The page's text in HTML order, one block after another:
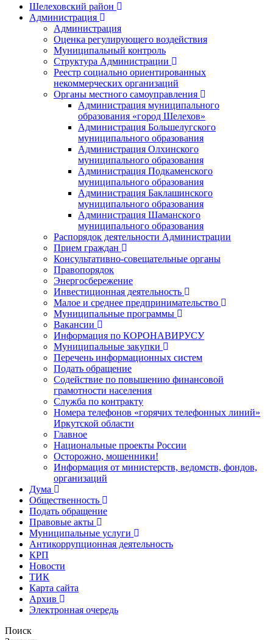
Шелеховский район
Администрация
Администрация
Оценка регулирующего воздействия
Муниципальный контроль
Структура Администрации
Реестр социально ориентированных
некоммерческих организаций
Органы местного самоуправления
Администрация муниципального
образования «город Шелехов»
Администрация Большелугского
муниципального образования
Администрация Олхинского
муниципального образования
Администрация Подкаменского
муниципального образования
Администрация Баклашинского
муниципального образования
Администрация Шаманского
муниципального образования
Распорядок деятельности Администрации
Прием граждан
Консультативно-совещательные органы
Правопорядок
Энергосбережение
Инвестиционная деятельность
Малое и среднее предпринимательство
Муниципальные программы
Вакансии
Информация по КОРОНАВИРУСУ
Муниципальные закупки
Перечень информационных систем
Подать обращение
Содействие по повышению финансовой
грамотности населения
Служба по контракту
Номера телефонов «горячих телефонных линий»
Иркутской области
Главное
Национальные проекты России
Осторожно, мошенники!
Информация от министерств, ведомств, фондов,
организаций
Дума
Общественность
Подать обращение
Правовые акты
Муниципальные услуги
Антикоррупционная деятельность
КРП
Новости
ТИК
Карта сайта
Архив
Электронная очередь
Поиск